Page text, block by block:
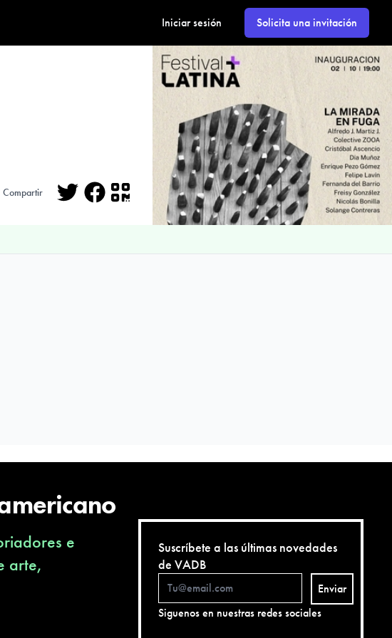
Iniciar sesión Solicita una invitación
Compartir
Facebook
e
arte,
Suscríbete a las últimas novedades
de VADB
Enviar
Siguenos en nuestras redes sociales